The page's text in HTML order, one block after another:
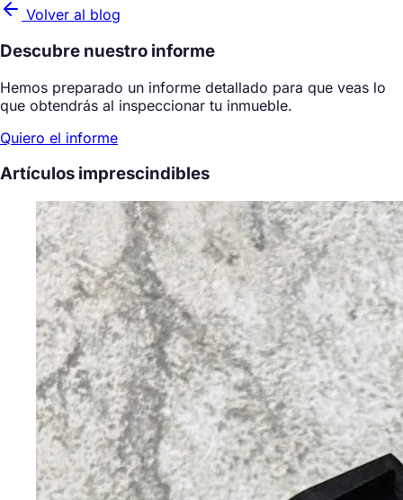
Volver al blog
Descubre nuestro informe
Hemos preparado un informe detallado para que veas lo
que obtendrás al inspeccionar tu inmueble.
Quiero el informe
Artículos imprescindibles